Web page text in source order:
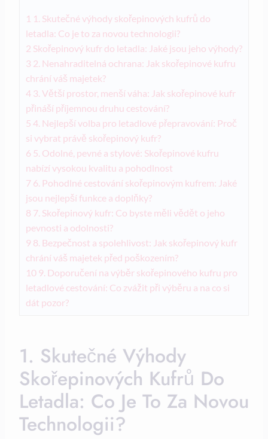
1 1. Skutečné výhody skořepinových kufrů do
letadla: Co je to za novou technologii?
2 Skořepinový kufr do letadla: Jaké jsou jeho výhody?
3 2. Nenahraditelná ochrana: Jak skořepinové kufru
chrání váš majetek?
4 3. Větší prostor, menší váha: Jak skořepinové kufr
přináší příjemnou druhu cestování?
5 4. Nejlepší volba pro letadlové přepravování: Proč
si vybrat právě skořepinový kufr?
6 5. Odolné, pevné a stylové: Skořepinové kufru
nabízí vysokou kvalitu a pohodlnost
7 6. Pohodlné cestování skořepinovým kufrem: Jaké
jsou nejlepší funkce a doplňky?
8 7. Skořepinový kufr: Co byste měli vědět o jeho
pevnosti a odolnosti?
9 8. Bezpečnost a spolehlivost: Jak skořepinový kufr
chrání váš majetek před poškozením?
10 9. Doporučení na výběr skořepinového kufru pro
letadlové cestování: Co zvážit při výběru a na co si
dát pozor?
1. Skutečné Výhody
Skořepinových Kufrů Do
Letadla: Co Je To Za Novou
Technologii?